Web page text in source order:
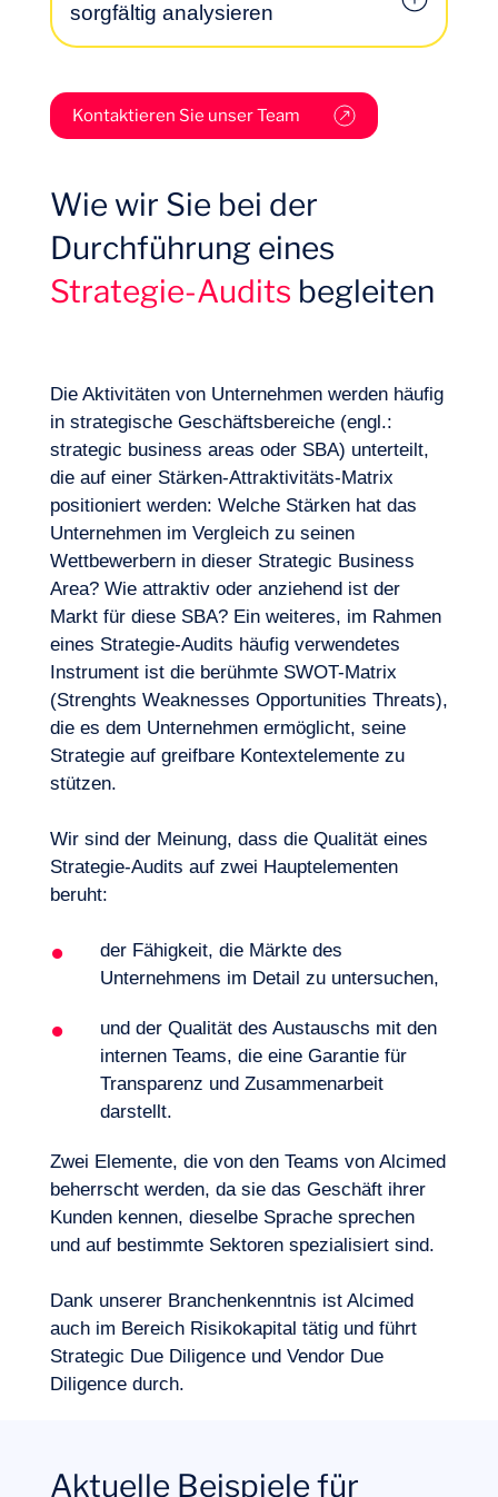
Rahmen ist am besten geeignet, um das
Umfeld unter Berücksichtigung des
Unternehmensbedarfs zu bewerten?
Wer sind die wichtigsten Projekt-
Stakeholder? Welche Rollen spielen sie
und was sind ihre Interessen? Wie lassen
sich Gespräche positiv und produktiv
gestalten? Wie lässt sich ein Mehrwert für
alle Beteiligten schaffen?
sorgfältig analysieren
Wer sind die besten Anbieter auf den
Zielmärkten? Wie wird sich der jeweilige
Markt entwickeln? Was sollten wir
vorrangig stärken?
Kontaktieren Sie unser Team
Wie wir Sie bei der
Durchführung eines
Strategie-Audits begleiten
Die Aktivitäten von Unternehmen werden häufig
in strategische Geschäftsbereiche (engl.:
strategic business areas oder SBA) unterteilt,
die auf einer Stärken-Attraktivitäts-Matrix
positioniert werden: Welche Stärken hat das
Unternehmen im Vergleich zu seinen
Wettbewerbern in dieser Strategic Business
Area? Wie attraktiv oder anziehend ist der
Markt für diese SBA? Ein weiteres, im Rahmen
eines Strategie-Audits häufig verwendetes
Instrument ist die berühmte SWOT-Matrix
(Strenghts Weaknesses Opportunities Threats),
die es dem Unternehmen ermöglicht, seine
Strategie auf greifbare Kontextelemente zu
stützen.
Wir sind der Meinung, dass die Qualität eines
Strategie-Audits auf zwei Hauptelementen
beruht:
der Fähigkeit, die Märkte des
Unternehmens im Detail zu untersuchen,
und der Qualität des Austauschs mit den
internen Teams, die eine Garantie für
Transparenz und Zusammenarbeit
darstellt.
Zwei Elemente, die von den Teams von Alcimed
beherrscht werden, da sie das Geschäft ihrer
Kunden kennen, dieselbe Sprache sprechen
und auf bestimmte Sektoren spezialisiert sind.
Dank unserer Branchenkenntnis ist Alcimed
auch im Bereich Risikokapital tätig und führt
Strategic Due Diligence und Vendor Due
Diligence durch.
Aktuelle Beispiele für